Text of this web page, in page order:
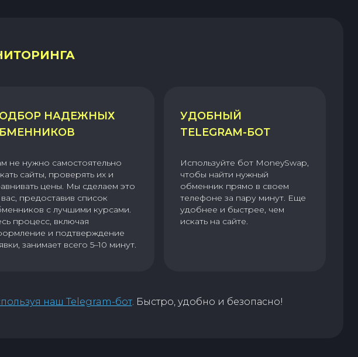
НАДЕЖНЫХ
не нужно самостоятельно
сайты, проверять их и
цены. Мы сделаем это
вас, предоставив список
с лучшими курсами.
процесс, включая
и подтверждение
занимает всего 5–10 минут.
УДОБНЫЙ
TELEGRAM-БОТ
Используйте бот MoneySwap,
чтобы найти нужный
обменник прямо в своем
телефоне за пару минут. Еще
удобнее и быстрее, чем
искать на сайте.
наш Telegram-бот. Быстро, удобно и безопасно!